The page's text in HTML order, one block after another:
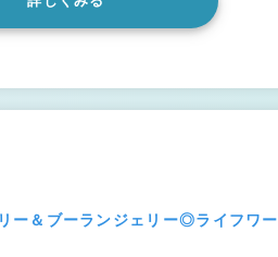
ー＆ブーランジェリー◎ライフワー